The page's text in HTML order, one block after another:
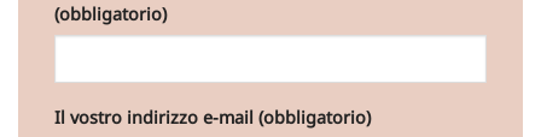
(obbligatorio)
Il vostro indirizzo e-mail (obbligatorio)